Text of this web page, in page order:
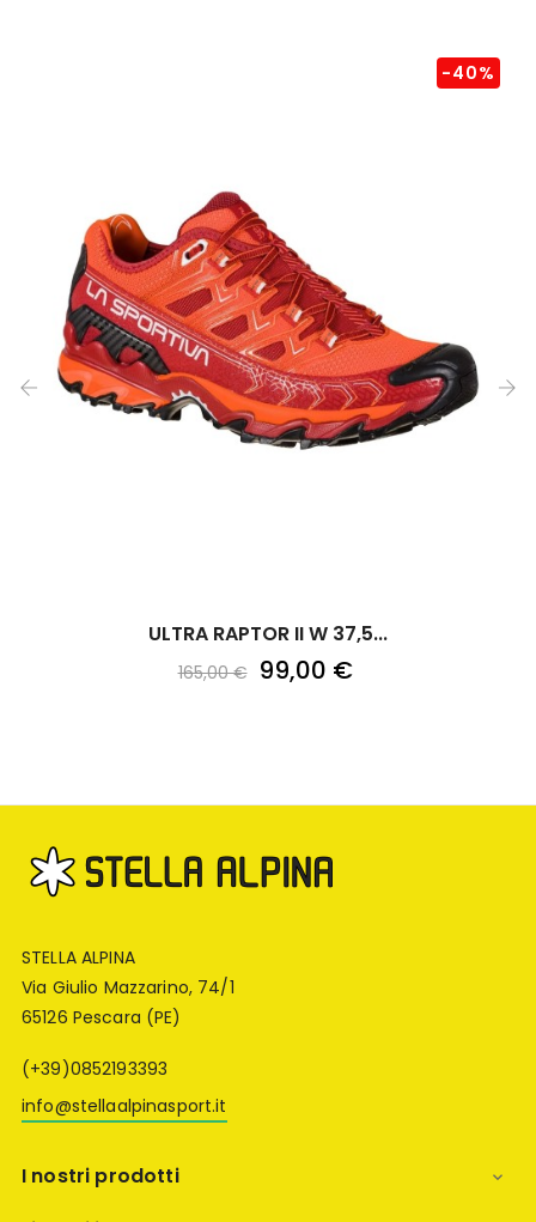
ULTRA RAPTOR II W 37,5...
165,00 €
-40%
99,00 €
STELLA ALPINA
Via Giulio Mazzarino, 74/1
65126 Pescara (PE)
(+39)0852193393
info@stellaalpinasport.it
I nostri prodotti 